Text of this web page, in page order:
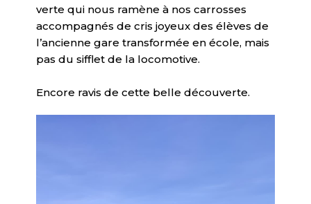
verte qui nous ramène à nos carrosses
accompagnés de cris joyeux des élèves de
l’ancienne gare transformée en école, mais
pas du sifflet de la locomotive.
Encore ravis de cette belle découverte.